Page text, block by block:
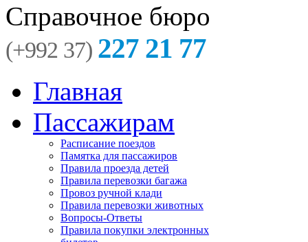
Справочное бюро
(+992 37) 227 21 77
Главная
Пассажирам
Расписание поездов
Памятка для пассажиров
Правила проезда детей
Правила перевозки багажа
Провоз ручной клади
Правила перевозки животных
Вопросы-Ответы
Правила покупки электронных